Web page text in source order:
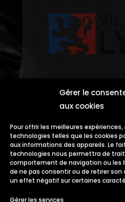
Gérer le
aux cookies
Pour offrir les meilleures
technologies telles que les cookies
aux informations des appareils. Le
technologies nous permettra de
comportement de navigation ou les
de ne pas consentir ou de retirer
un effet négatif sur certaines
Gérer les services